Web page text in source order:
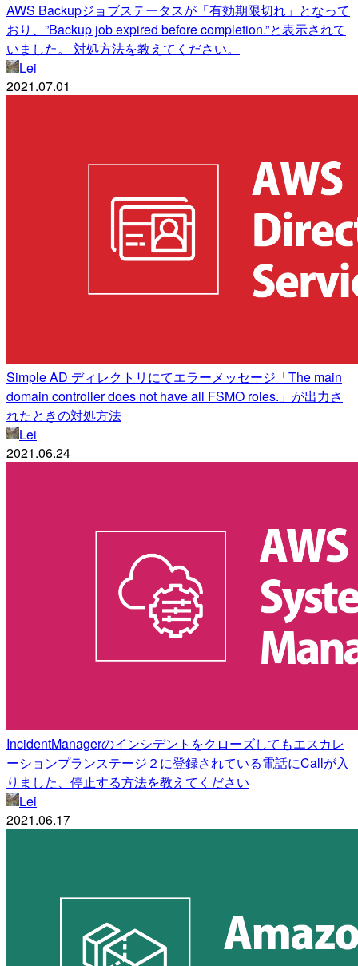
AWS Backupジョブステータスが「有効期限切れ」となって
おり、”Backup job expired before completion.”と表示されて
いました。 対処方法を教えてください。
Lei
2021.07.01
Simple AD ディレクトリにてエラーメッセージ「The main
domain controller does not have all FSMO roles.」が出力​さ
れたときの対処方法
Lei
2021.06.24
IncidentManagerのインシデントをクローズしてもエスカレ
ーションプランステージ２に登録されている電話にCallが入
りました、停止する方法を教えてください
Lei
2021.06.17